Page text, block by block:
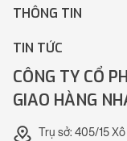
THÔNG TIN
TIN TỨC
CÔNG TY CỔ
GIAO HÀNG
Trụ sở: 405/15